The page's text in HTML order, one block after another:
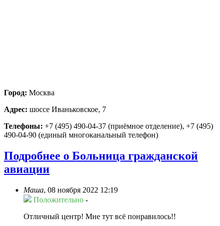
Город: Москва
Адрес: шоссе Иваньковское, 7
Телефоны: +7 (495) 490-04-37 (приёмное отделение), +7 (495)
490-04-90 (единый многоканальный телефон)
Подробнее о Больница гражданской
авиации
Маша, 08 ноября 2022 12:19
Положительно -
Отличный центр! Мне тут всё понравилось!!